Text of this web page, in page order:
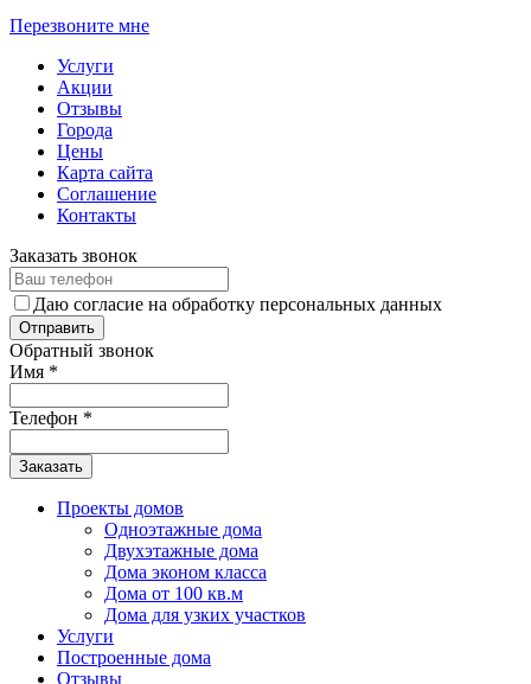
Перезвоните мне
Услуги
Акции
Отзывы
Города
Цены
Карта сайта
Соглашение
Контакты
Заказать звонок
Даю согласие на обработку персональных данных
Обратный звонок
Имя *
Телефон *
Заказать
Проекты домов
Одноэтажные дома
Двухэтажные дома
Дома эконом класса
Дома от 100 кв.м
Дома для узких участков
Услуги
Построенные дома
Отзывы